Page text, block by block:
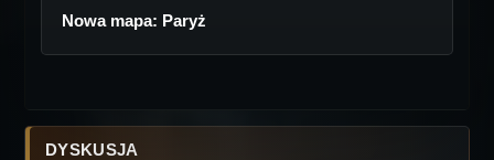
Nowa mapa: Paryż
DYSKUSJA